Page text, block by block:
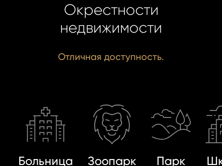
Окрестности
недвижимости
Отличная доступность.
Больница Зоопарк Парк